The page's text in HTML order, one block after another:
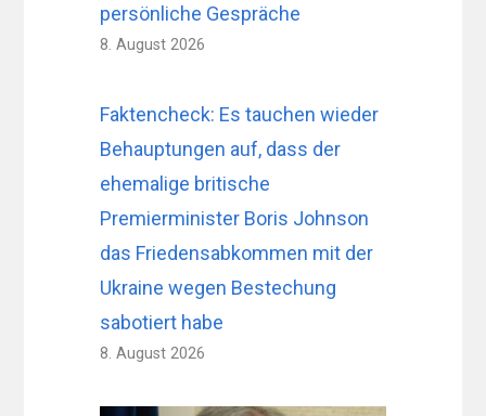
persönliche Gespräche
8. August 2026
Faktencheck: Es tauchen wieder
Behauptungen auf, dass der
ehemalige britische
Premierminister Boris Johnson
das Friedensabkommen mit der
Ukraine wegen Bestechung
sabotiert habe
8. August 2026